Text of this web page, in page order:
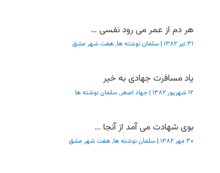
هر دم از عمر می رود نفسی …
۳۱ تیر ۱۳۸۲ | سلمان نوشته ها, هفت شهر عشق
یاد مسافرت جهادی به خیر
۱۲ شهریور ۱۳۸۲ | جهاد اصغر, سلمان نوشته ها
بوی شهادت می آمد از آنجا …
۳۰ مهر ۱۳۸۲ | سلمان نوشته ها, هفت شهر عشق